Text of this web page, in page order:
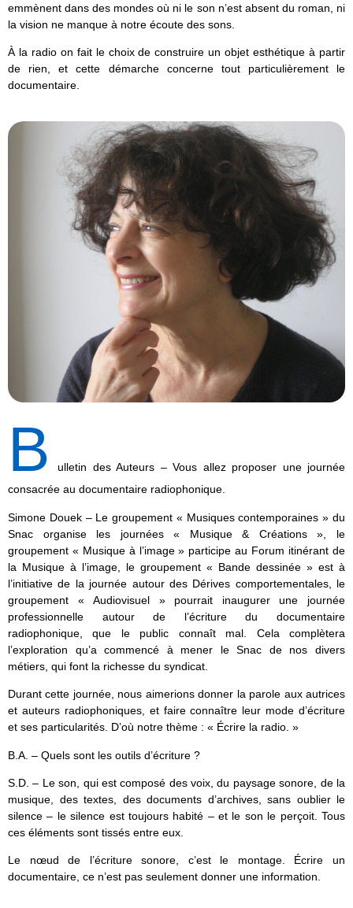
emmènent dans des mondes où ni le son n’est absent du roman, ni
la vision ne manque à notre écoute des sons.
À la radio on fait le choix de construire un objet esthétique à partir
de rien, et cette démarche concerne tout particulièrement le
documentaire.
B
ulletin des Auteurs – Vous allez proposer une journée
consacrée au documentaire radiophonique.
Simone Douek – Le groupement « Musiques contemporaines » du
Snac organise les journées « Musique & Créations », le
groupement « Musique à l’image » participe au Forum itinérant de
la Musique à l’image, le groupement « Bande dessinée » est à
l’initiative de la journée autour des Dérives comportementales, le
groupement « Audiovisuel » pourrait inaugurer une journée
professionnelle autour de l’écriture du documentaire
radiophonique, que le public connaît mal. Cela complètera
l’exploration qu’a commencé à mener le Snac de nos divers
métiers, qui font la richesse du syndicat.
Durant cette journée, nous aimerions donner la parole aux autrices
et auteurs radiophoniques, et faire connaître leur mode d’écriture
et ses particularités. D’où notre thème : « Écrire la radio. »
B.A. – Quels sont les outils d’écriture ?
S.D. – Le son, qui est composé des voix, du paysage sonore, de la
musique, des textes, des documents d’archives, sans oublier le
silence – le silence est toujours habité – et le son le perçoit. Tous
ces éléments sont tissés entre eux.
Le nœud de l’écriture sonore, c’est le montage. Écrire un
documentaire, ce n’est pas seulement donner une information.